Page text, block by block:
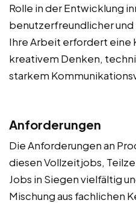
Rolle in der Entwicklung
benutzerfreundlicher
Ihre Arbeit erfordert eine
kreativem Denken,
starkem
Anforderungen
Die Anforderungen an
diesen Vollzeitjobs,
Jobs in Siegen vielfältig
Mischung aus fachlichen